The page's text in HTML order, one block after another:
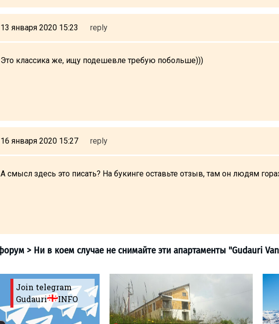
13 января 2020 15:23 reply
Это классика же, ищу подешевле требую побольше)))
16 января 2020 15:27 reply
А смысл здесь это писать? На букинге оставьте отзыв, там он людям
Join telegram
Gudauri
INFO